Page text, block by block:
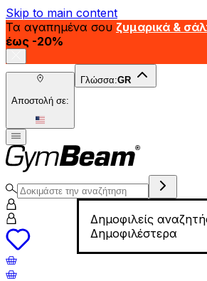
Skip to main content
Τα αγαπημένα σου ζυμαρικά &
έως -20%
Αποστολή σε:
Γλώσσα:GR
Δημοφιλείς
Δημοφιλέστερα